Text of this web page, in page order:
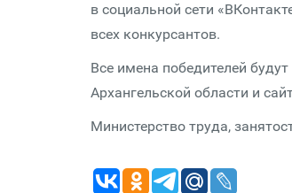
в социальной сети
всех конкурсантов.
Все имена победителей
Архангельской области и
Министерство труда,